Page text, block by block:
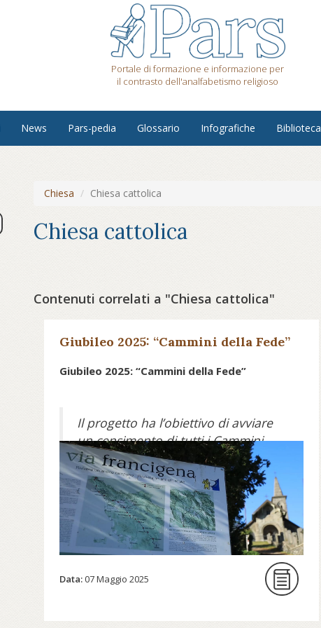
Portale di formazione e informazione per
il contrasto dell'analfabetismo religioso
News Pars-pedia Glossario Infografiche Biblioteca
Chiesa Chiesa cattolica
Chiesa cattolica
Contenuti correlati a "Chiesa cattolica"
Giubileo 2025: “Cammini della Fede”
Giubileo 2025: “Cammini della Fede”
Il progetto ha l’obiettivo di avviare
un censimento di tutti i Cammini
della Fede cristiana presenti sul
territorio italiano costruendo così
una grande rete che, nel tempo,
andrà ampliandosi con l’aggiunta di
nuovi percorsi e il coinvolgimento di
altri soggetti.
Data:07 Maggio 2025